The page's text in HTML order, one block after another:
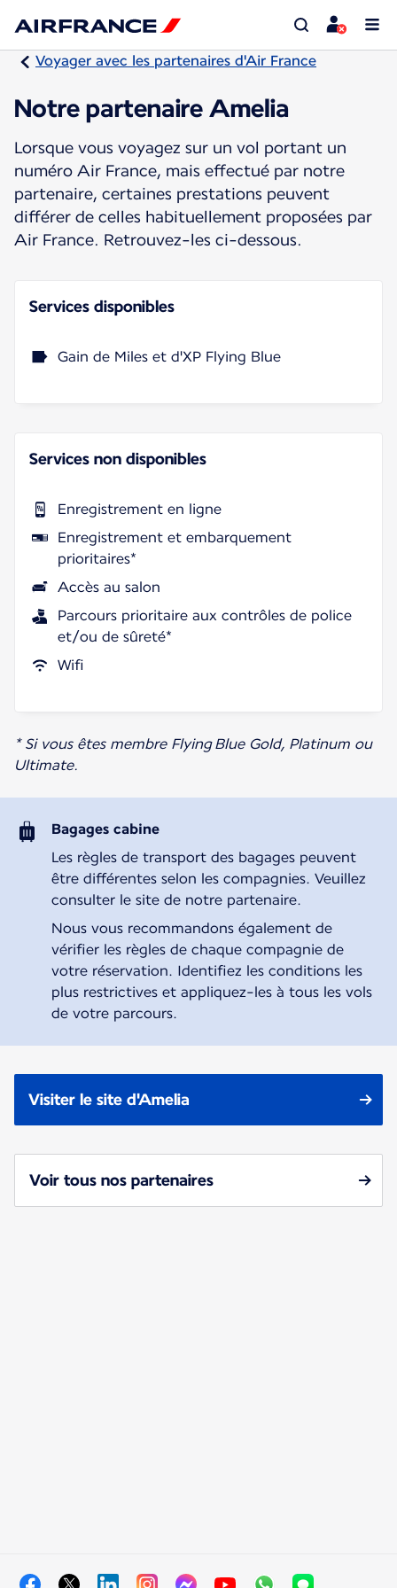
Voyager avec les partenaires d'Air France
Notre partenaire Amelia
Lorsque vous voyagez sur un vol portant un
numéro Air France, mais effectué par notre
partenaire, certaines prestations peuvent
différer de celles habituellement proposées par
Air France. Retrouvez-les ci-dessous.
Services disponibles
Gain de Miles et d'XP Flying Blue
Services non disponibles
Enregistrement en ligne
Enregistrement et embarquement
prioritaires*
Accès au salon
Parcours prioritaire aux contrôles de police
et/ou de sûreté*
Wifi
* Si vous êtes membre Flying Blue Gold, Platinum ou
Ultimate.
Bagages cabine
Les règles de transport des bagages peuvent
être différentes selon les compagnies. Veuillez
consulter le site de notre partenaire.
Nous vous recommandons également de
vérifier les règles de chaque compagnie de
votre réservation. Identifiez les conditions les
plus restrictives et appliquez-les à tous les vols
de votre parcours.
Visiter le site d'Amelia
Voir tous nos partenaires